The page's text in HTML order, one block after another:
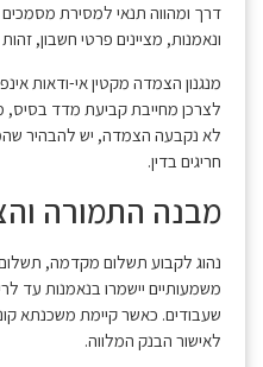
דרך ומהווה תנאי למסירת
ונאמנות, מציינים פרטי חשבון,
מנגנון הצמדה מקטין אי-ודאות
לצרכן מחייבת קביעת מדד בסיס,
לא נקבעה הצמדה, יש להבהיר
חריגים בדין.
מבנה התמורה
נהוג לקבוע תשלום מקדמה,
משמעותיים יישמרו בנאמנות עד
שעבודים. כאשר קיימת משכנתא
לאישור הבנק המלווה.